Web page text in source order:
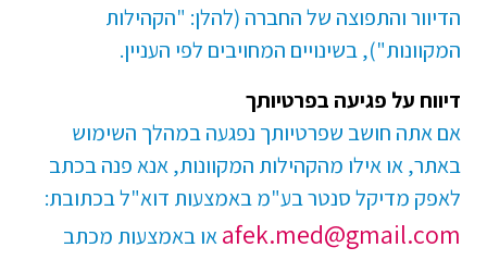
הדיוור והתפוצה של החברה (להלן: "הקהילות
המקוונות"), בשינויים המחויבים לפי העניין.​
דיווח על פגיעה בפרטיותך
אם אתה חושב שפרטיותך נפגעה במהלך השימוש
באתר, או אילו מהקהילות המקוונות, אנא פנה בכתב
לאפק מדיקל סנטר בע"מ באמצעות דוא"ל בכתובת:
afek.med@gmail.comאו באמצעות מכתב